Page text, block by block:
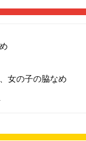
女の子の脇なめ